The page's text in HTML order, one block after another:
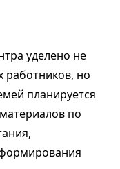
уделено не
работников, но
планируется
по